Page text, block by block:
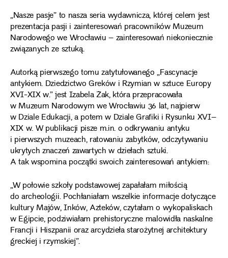
„Nasze pasje” to nasza seria wydawnicza, której celem jest
prezentacja pasji i zainteresowań pracowników Muzeum
Narodowego we Wrocławiu – zainteresowań niekoniecznie
związanych ze sztuką.
Autorką pierwszego tomu zatytułowanego „Fascynacje
antykiem. Dziedzictwo Greków i Rzymian w sztuce Europy
XVI-XIX w.” jest Izabela Żak, która przepracowała
w Muzeum Narodowym we Wrocławiu 36 lat, najpierw
w Dziale Edukacji, a potem w Dziale Grafiki i Rysunku XVI–
XIX w. W publikacji pisze m.in. o odkrywaniu antyku
i pierwszych muzeach, ratowaniu zabytków, odczytywaniu
ukrytych znaczeń zawartych w dziełach sztuki.
A tak wspomina początki swoich zainteresowań antykiem:
„W połowie szkoły podstawowej zapałałam miłością
do archeologii. Pochłaniałam wszelkie informacje dotyczące
kultury Majów, Inków, Azteków, czytałam o wykopaliskach
w Egipcie, podziwiałam prehistoryczne malowidła naskalne
Francji i Hiszpanii oraz arcydzieła starożytnej architektury
greckiej i rzymskiej”.